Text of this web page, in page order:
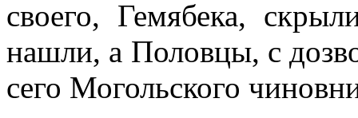
своего, Гемябека,
нашли, а Половцы, с
сего Могольского